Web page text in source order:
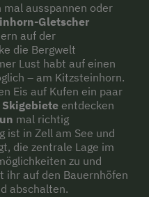
mal ausspannen oder
Gletscher
auf der
die Bergwelt
Lust habt auf einen
– am Kitzsteinhorn.
Eis auf Kufen ein paar
entdecken
mal richtig
ist in Zell am See und
die zentrale Lage im
zu und
ihr auf den Bauernhöfen
abschalten.